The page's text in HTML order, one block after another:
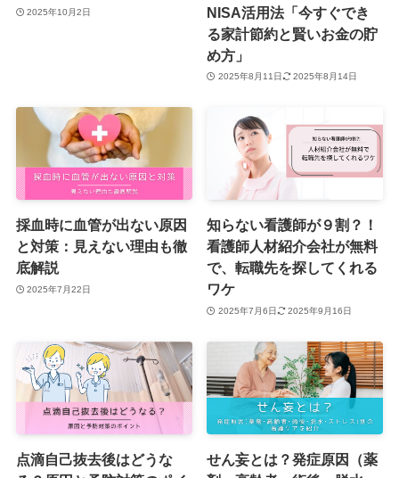
2025年10月2日
NISA活用法「今すぐでき
る家計節約と賢いお金の貯
め方」
2025年8月11日 2025年8月14日
採血時に血管が出ない原因
と対策：見えない理由も徹
底解説
2025年7月22日
知らない看護師が９割？！
看護師人材紹介会社が無料
で、転職先を探してくれる
ワケ
2025年7月6日 2025年9月16日
点滴自己抜去後はどうな
せん妄とは？発症原因（薬